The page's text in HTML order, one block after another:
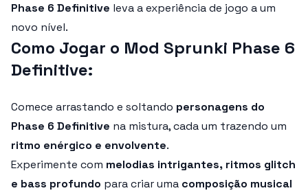
Phase 6 Definitive leva a experiência de jogo a um
novo nível.
Como Jogar o Mod Sprunki Phase 6
Definitive:
Comece arrastando e soltando personagens do
Phase 6 Definitive na mistura, cada um trazendo um
ritmo enérgico e envolvente.
Experimente com melodias intrigantes, ritmos glitch
e bass profundo para criar uma composição musical